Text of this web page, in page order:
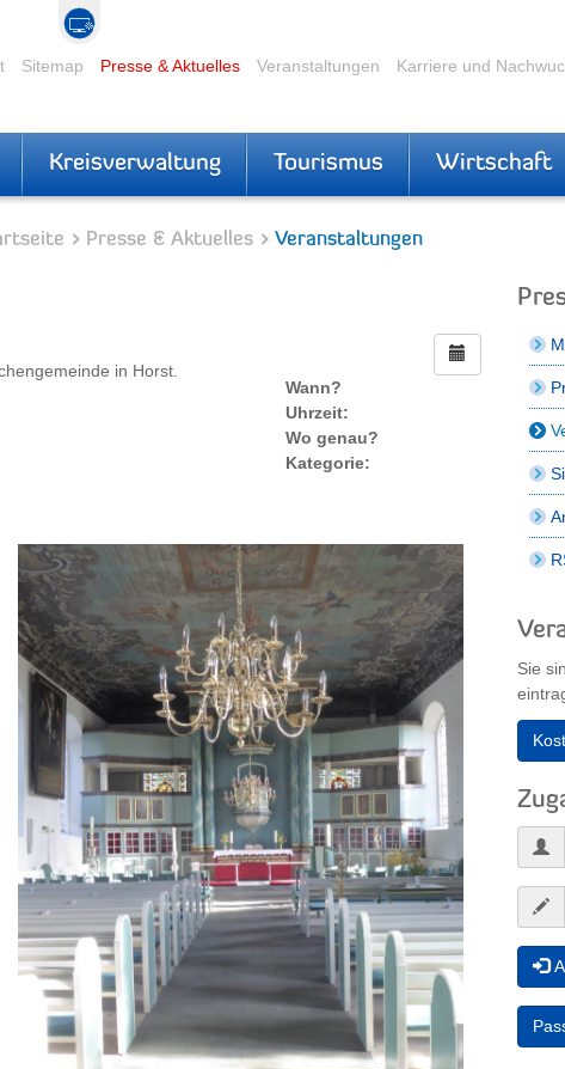
Sitemap Presse & Aktuelles Veranstaltungen Karriere und
Kreisverwaltung Tourismus Wirtschaft
Presse & Aktuelles Veranstaltungen
in Horst.
Wann?
Uhrzeit:
Wo genau?
Kategorie:
Sie